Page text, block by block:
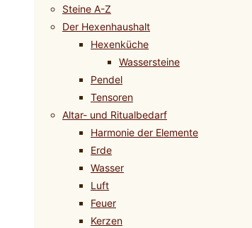
Steine A-Z
Der Hexenhaushalt
Hexenküche
Wassersteine
Pendel
Tensoren
Altar- und Ritualbedarf
Harmonie der Elemente
Erde
Wasser
Luft
Feuer
Kerzen